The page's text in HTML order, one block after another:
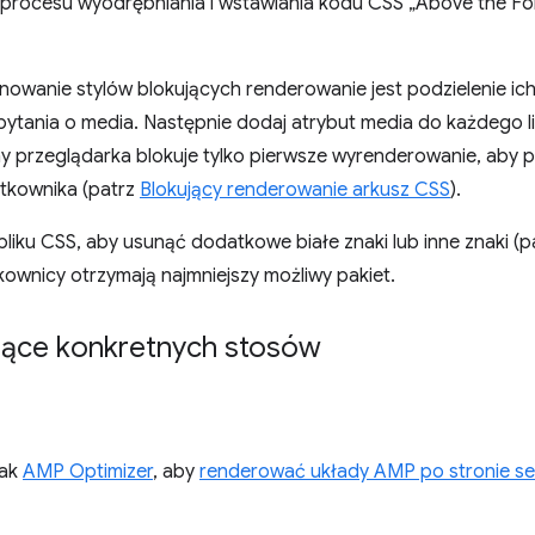
stylów blokujących renderowanie jest podzielenie
o media. Następnie dodaj atrybut media do każdego
przeglądarka blokuje tylko pierwsze wyrenderowanie, aby
(patrz Blokujący renderowanie arkusz CSS).
CSS, aby usunąć dodatkowe białe znaki lub inne znaki
otrzymają najmniejszy możliwy pakiet.
konkretnych stosów
AMP Optimizer, aby renderować układy AMP po stronie